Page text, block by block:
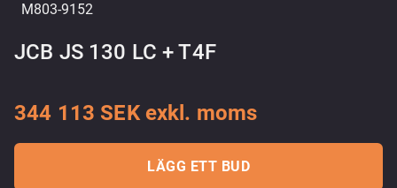
M803-9152
JCB JS 130 LC + T4F
344 113 SEK exkl. moms
LÄGG ETT BUD